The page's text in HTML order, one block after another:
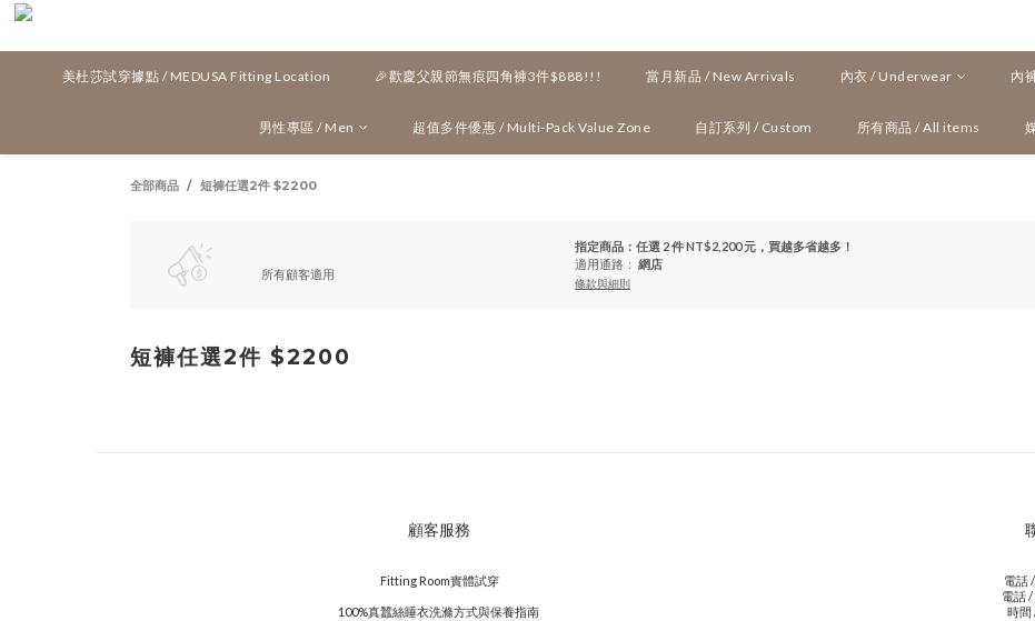
美杜莎試穿據點 / MEDUSA Fitting Location 🎉歡慶父親節無痕四角褲3件$888!!! 當月新品 / New Arrivals 內衣 / Underwear 內
男性專區 / Men 超值多件優惠 / Multi-Pack Value Zone 自訂系列 / Custom 所有商品 / All items
全部商品 短褲任選2件 $2200
所有顧客適用
指定商品：任選 2 件 NT$2,200 元，買越多省越多！
適用通路： 網店
條款與細則
短褲任選2件 $2200
顧客服務
Fitting Room實體試穿
100%真蠶絲睡衣洗滌方式與保養指南
電話
電話
時間